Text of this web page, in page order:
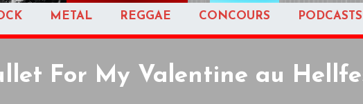
METAL REGGAE CONCOURS PODCASTS
For My Valentine au